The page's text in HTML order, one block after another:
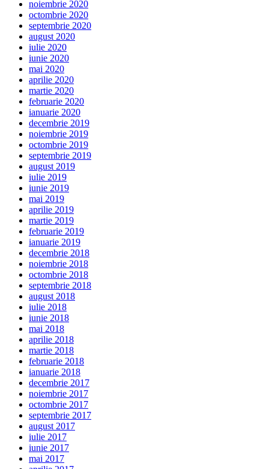
noiembrie 2020
octombrie 2020
septembrie 2020
august 2020
iulie 2020
iunie 2020
mai 2020
aprilie 2020
martie 2020
februarie 2020
ianuarie 2020
decembrie 2019
noiembrie 2019
octombrie 2019
septembrie 2019
august 2019
iulie 2019
iunie 2019
mai 2019
aprilie 2019
martie 2019
februarie 2019
ianuarie 2019
decembrie 2018
noiembrie 2018
octombrie 2018
septembrie 2018
august 2018
iulie 2018
iunie 2018
mai 2018
aprilie 2018
martie 2018
februarie 2018
ianuarie 2018
decembrie 2017
noiembrie 2017
octombrie 2017
septembrie 2017
august 2017
iulie 2017
iunie 2017
mai 2017